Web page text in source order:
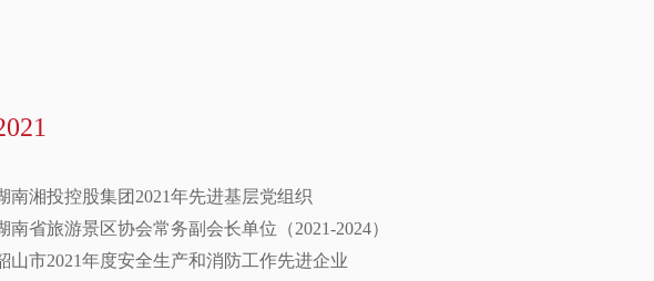
南湘投控股集团2021年先进基层党组织
南省旅游景区协会常务副会长单位（2021-2024）
山市2021年度安全生产和消防工作先进企业